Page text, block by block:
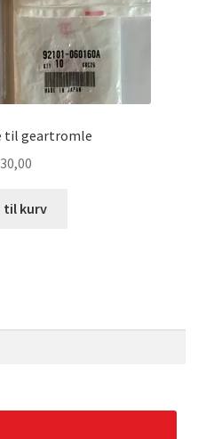
til geartromle
30,00
til kurv